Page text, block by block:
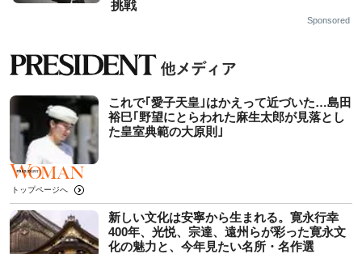
挑戦
Sponsored
これで｢愛子天皇｣はかえって近づいた…島田
裕巳｢野望にとらわれた麻生太郎が見落とし
た皇室典範の大原則｣
トップページへ
新しい文化は安寧から生まれる。寛永行幸
400年、光悦、宗達、遠州らが彩った寛永文
化の魅力と、今年見たい名所・名作選